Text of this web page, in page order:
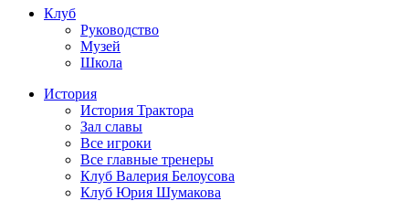
Клуб
Руководство
Музей
Школа
История
История Трактора
Зал славы
Все игроки
Все главные тренеры
Клуб Валерия Белоусова
Клуб Юрия Шумакова